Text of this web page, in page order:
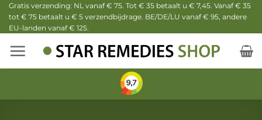
Ga
naar
inhoud
Gratis verzending: NL vanaf € 75. Tot € 35 betaalt u € 7,45. Vanaf € 35
tot € 75 betaalt u € 5 verzendbijdrage. BE/DE/LU vanaf € 95, andere
EU-landen vanaf € 125.